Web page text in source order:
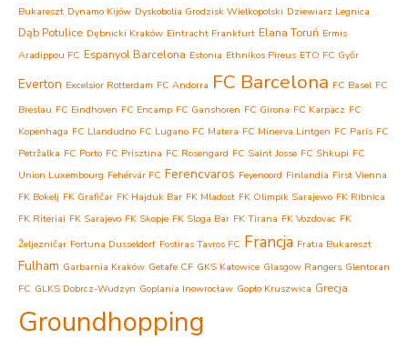
Bukareszt Dynamo Kijów Dyskobolia Grodzisk Wielkopolski Dziewiarz Legnica
Dąb Potulice Dębnicki Kraków Eintracht Frankfurt Elana Toruń Ermis
Aradippou FC Espanyol Barcelona Estonia Ethnikos Pireus ETO FC Győr
Everton Excelsior Rotterdam FC Andorra FC Barcelona FC Basel FC
Breslau FC Eindhoven FC Encamp FC Ganshoren FC Girona FC Karpacz FC
Kopenhaga FC Llandudno FC Lugano FC Matera FC Minerva Lintgen FC Paris FC
Petržalka FC Porto FC Prisztina FC Rosengard FC Saint Josse FC Shkupi FC
Union Luxembourg Fehérvár FC Ferencvaros Feyenoord Finlandia First Vienna
FK Bokelj FK Grafičar FK Hajduk Bar FK Mladost FK Olimpik Sarajewo FK Ribnica
FK Riteriai FK Sarajevo FK Skopje FK Sloga Bar FK Tirana FK Vozdovac FK
Željezničar Fortuna Dusseldorf Fostiras Tavros FC Francja Fratia Bukareszt
Fulham Garbarnia Kraków Getafe CF GKS Katowice Glasgow Rangers Glentoran
FC GLKS Dobrcz-Wudzyn Goplania Inowrocław Gopło Kruszwica Grecja
Groundhopping